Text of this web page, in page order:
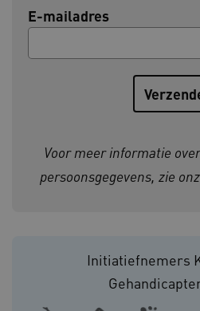
E-mailadres
Voor meer informatie
persoonsgegevens, zie
Initiatiefnemers
CookieScriptConsent